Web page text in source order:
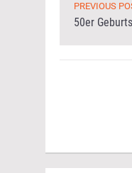
PREVIOUS
50er